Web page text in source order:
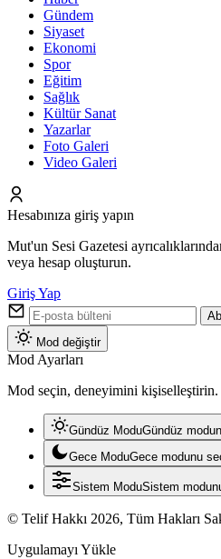
Gündem
Siyaset
Ekonomi
Spor
Eğitim
Sağlık
Kültür Sanat
Yazarlar
Foto Galeri
Video Galeri
Hesabınıza giriş yapın
Mut'un Sesi Gazetesi
veya hesap oluşturun.
Giriş Yap
Mod değiştir
Mod Ayarları
Mod seçin, deneyimini kişiselleştirin.
Gündüz ModuGündüz
Gece ModuGece modunu
Sistem ModuSistem
© Telif Hakkı 2026, Tüm Hakları
Uygulamayı Yükle